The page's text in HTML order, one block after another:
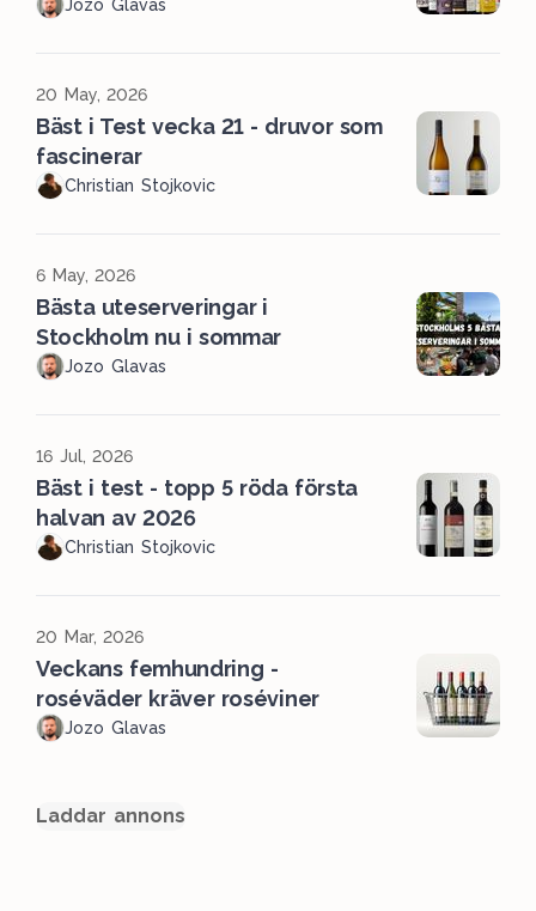
Jozo Glavas
20 May, 2026
Bäst i Test vecka 21 - druvor som
fascinerar
Christian Stojkovic
6 May, 2026
Bästa uteserveringar i
Stockholm nu i sommar
Jozo Glavas
16 Jul, 2026
Bäst i test - topp 5 röda första
halvan av 2026
Christian Stojkovic
20 Mar, 2026
Veckans femhundring -
roséväder kräver roséviner
Jozo Glavas
Laddar annons